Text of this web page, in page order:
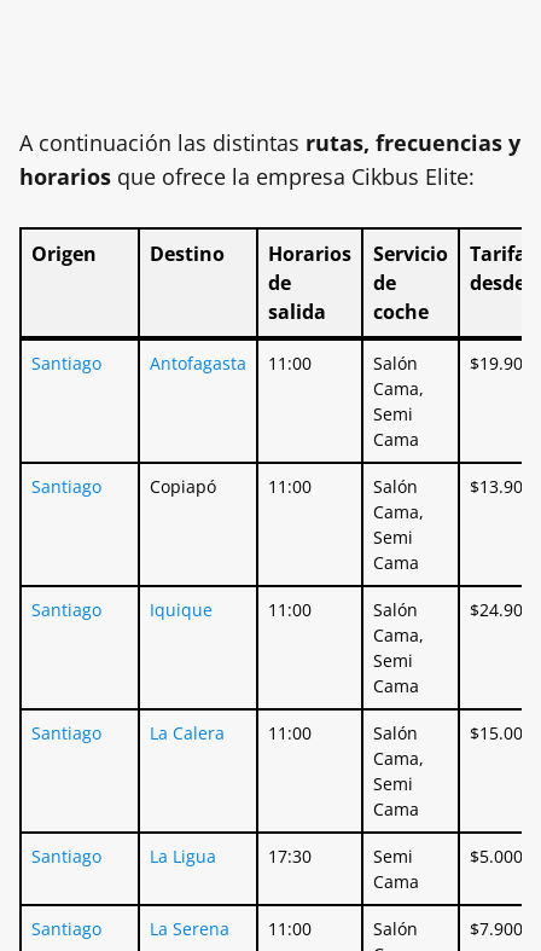
A continuación las distintas rutas, frecuencias y
horarios que ofrece la empresa Cikbus Elite:
Origen Destino
Horarios
de
salida
Servicio
de
coche
Tarifas
desde
Origen Destino
Horarios
Servicio
de
coche
Tarifas
Santiago Antofagasta 11:00
Salón
Cama,
Semi
Cama
$19.900
Santiago Copiapó 11:00
Salón
Cama,
Semi
Cama
$13.900
Santiago Iquique 11:00
Salón
Cama,
Semi
Cama
$24.900
Santiago La Calera 11:00
Salón
Cama,
Semi
Cama
$15.000
Santiago La Ligua 17:30
Semi
Cama
$5.000
Santiago La Serena 11:00
Salón
$7.900